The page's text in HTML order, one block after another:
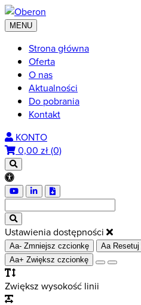
MENU
Strona główna
Oferta
O nas
Aktualności
Do pobrania
Kontakt
KONTO
0,00 zł (0)
Ustawienia dostępności
Aa- Zmniejsz czcionkę Aa
Aa+ Zwiększ czcionkę
Zwiększ wysokość linii